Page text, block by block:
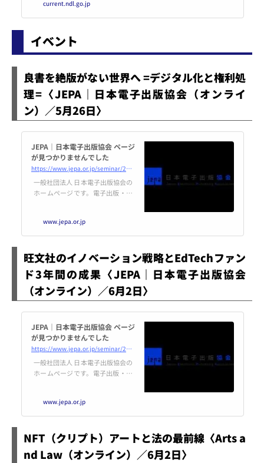
と、2020年12月12日に設立され
た、ニューヨーク日本歴史評議会
公開されました。同
current.ndl.go.jp
イベント
良書を絶版がない世界へ =デジタル化と権利処
理=〈JEPA｜日本電子出版協会（オンライ
ン）／5月26日〉
JEPA｜日本電子出版協会 ページ
が見つかりませんでした
https://www.jepa.or.jp/seminar/20210526/
一般社団法人 日本電子出版協会の
ホームページです。電子出版・編
電子出版とは、会員限定情報など
配信しています。
www.jepa.or.jp
旺文社のイノベーション戦略とEdTechファン
ド3年間の成果〈JEPA｜日本電子出版協会
（オンライン）／6月2日〉
JEPA｜日本電子出版協会 ページ
が見つかりませんでした
https://www.jepa.or.jp/seminar/20210602/
一般社団法人 日本電子出版協会の
ホームページです。電子出版・編
電子出版とは、会員限定情報など
配信しています。
www.jepa.or.jp
NFT（クリプト）アートと法の最前線〈Arts a
nd Law（オンライン）／6月2日〉